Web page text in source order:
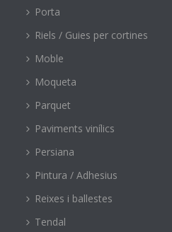
Porta
Riels / Guies per cortines
Moble
Moqueta
Parquet
Paviments vinílics
Persiana
Pintura / Adhesius
Reixes i ballestes
Tendal